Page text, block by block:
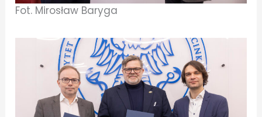
Fot. Mirosław Baryga